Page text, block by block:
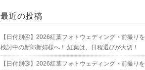
最近の投稿
【日付別④】2026紅葉フォトウェディング・前撮りを
検討中の新郎新婦様へ！ 紅葉は、日程選びが大切！
【日付別③】2026紅葉フォトウェディング・前撮りを